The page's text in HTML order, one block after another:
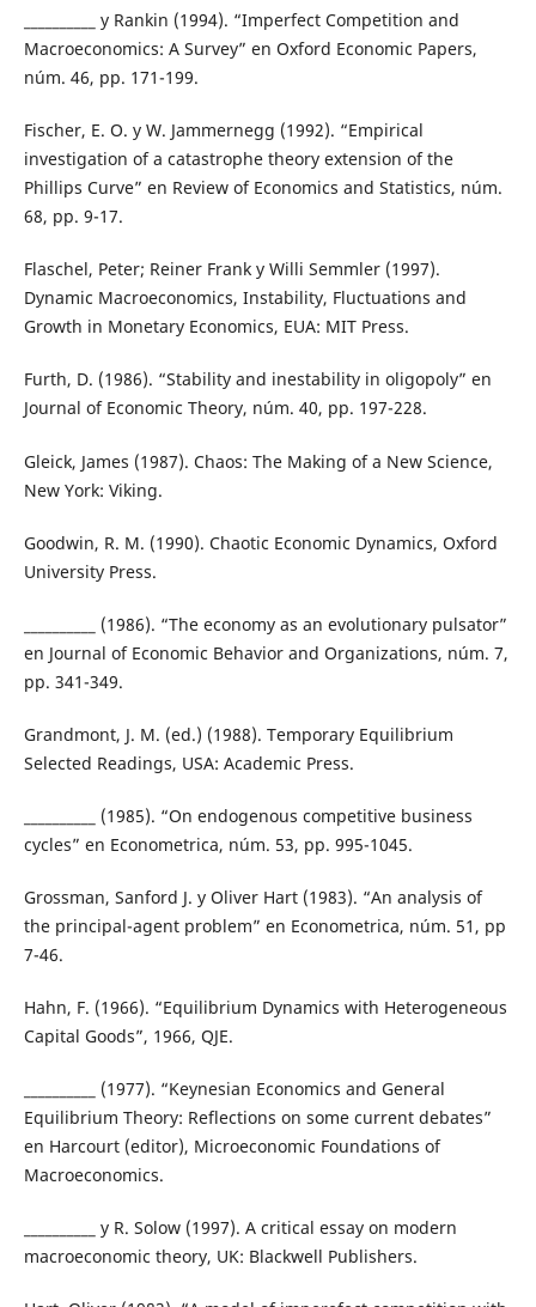
__________ y Rankin (1994). “Imperfect Competition and
Macroeconomics: A Survey” en Oxford Economic Papers,
núm. 46, pp. 171-199.
Fischer, E. O. y W. Jammernegg (1992). “Empirical
investigation of a catastrophe theory extension of the
Phillips Curve” en Review of Economics and Statistics, núm.
68, pp. 9-17.
Flaschel, Peter; Reiner Frank y Willi Semmler (1997).
Dynamic Macroeconomics, Instability, Fluctuations and
Growth in Monetary Economics, EUA: MIT Press.
Furth, D. (1986). “Stability and inestability in oligopoly” en
Journal of Economic Theory, núm. 40, pp. 197-228.
Gleick, James (1987). Chaos: The Making of a New Science,
New York: Viking.
Goodwin, R. M. (1990). Chaotic Economic Dynamics, Oxford
University Press.
__________ (1986). “The economy as an evolutionary pulsator”
en Journal of Economic Behavior and Organizations, núm. 7,
pp. 341-349.
Grandmont, J. M. (ed.) (1988). Temporary Equilibrium
Selected Readings, USA: Academic Press.
__________ (1985). “On endogenous competitive business
cycles” en Econometrica, núm. 53, pp. 995-1045.
Grossman, Sanford J. y Oliver Hart (1983). “An analysis of
the principal-agent problem” en Econometrica, núm. 51, pp
7-46.
Hahn, F. (1966). “Equilibrium Dynamics with Heterogeneous
Capital Goods”, 1966, QJE.
__________ (1977). “Keynesian Economics and General
Equilibrium Theory: Reflections on some current debates”
en Harcourt (editor), Microeconomic Foundations of
Macroeconomics.
__________ y R. Solow (1997). A critical essay on modern
macroeconomic theory, UK: Blackwell Publishers.